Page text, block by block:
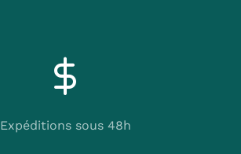
Expéditions sous 48h